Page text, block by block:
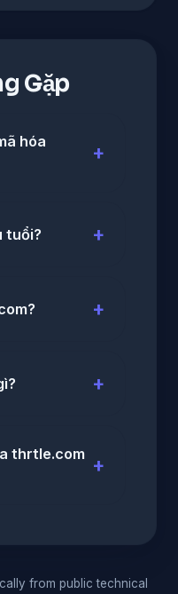
Gặp
hóa
tuổi?
thrtle.com
from public technical